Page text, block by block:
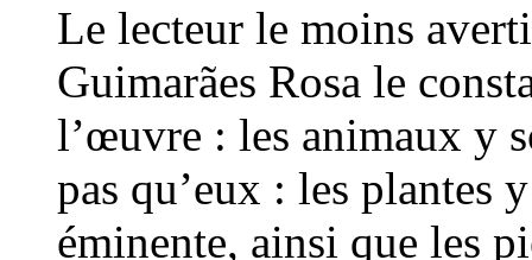
Le lecteur le moins
Guimarães Rosa le
l’œuvre : les animaux y
pas qu’eux : les plantes
éminente, ainsi que les